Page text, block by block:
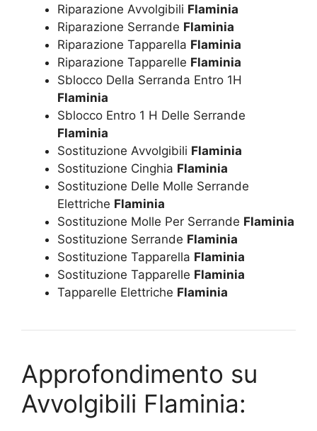
Riparazione Avvolgibili Flaminia
Riparazione Serrande Flaminia
Riparazione Tapparella Flaminia
Riparazione Tapparelle Flaminia
Sblocco Della Serranda Entro 1H
Flaminia
Sblocco Entro 1 H Delle Serrande
Flaminia
Sostituzione Avvolgibili Flaminia
Sostituzione Cinghia Flaminia
Sostituzione Delle Molle Serrande
Elettriche Flaminia
Sostituzione Molle Per Serrande Flaminia
Sostituzione Serrande Flaminia
Sostituzione Tapparella Flaminia
Sostituzione Tapparelle Flaminia
Tapparelle Elettriche Flaminia
Approfondimento su
Avvolgibili Flaminia: